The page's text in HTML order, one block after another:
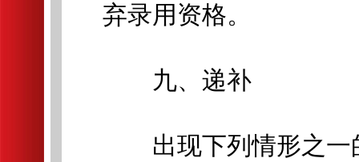
弃录用资格。
九、递补
出现下列情形之一